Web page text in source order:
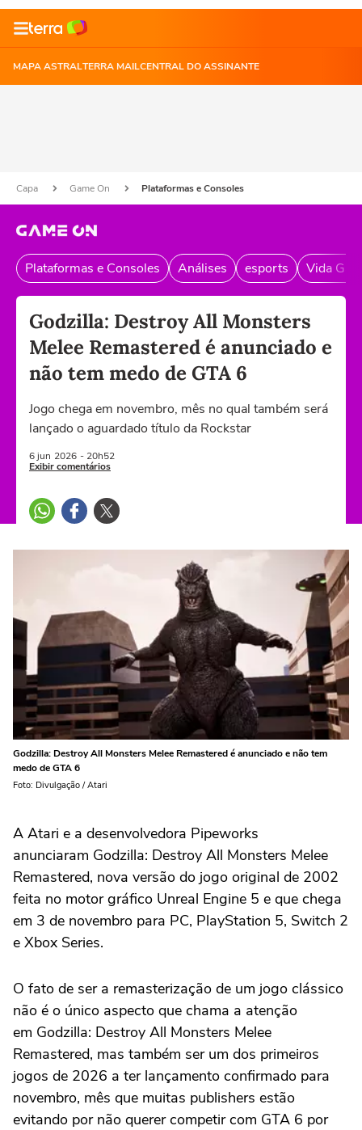
MAPA ASTRALTERRA MAILCENTRAL DO ASSINANTE
Capa Game On Plataformas e Consoles
Plataformas e Consoles Análises esports Vida
Godzilla: Destroy All Monsters
Melee Remastered é anunciado e
não tem medo de GTA 6
Jogo chega em novembro, mês no qual também será
lançado o aguardado título da Rockstar
6 jun 2026 - 20h52
Exibir comentários
Godzilla: Destroy All Monsters Melee Remastered é anunciado e não tem
medo de GTA 6
Foto: Divulgação / Atari
A Atari e a desenvolvedora Pipeworks
anunciaram Godzilla: Destroy All Monsters Melee
Remastered, nova versão do jogo original de 2002
feita no motor gráfico Unreal Engine 5 e que chega
em 3 de novembro para PC, PlayStation 5, Switch 2
e Xbox Series.
O fato de ser a remasterização de um jogo clássico
não é o único aspecto que chama a atenção
em Godzilla: Destroy All Monsters Melee
Remastered, mas também ser um dos primeiros
jogos de 2026 a ter lançamento confirmado para
novembro, mês que muitas publishers estão
evitando por não querer competir com GTA 6 por